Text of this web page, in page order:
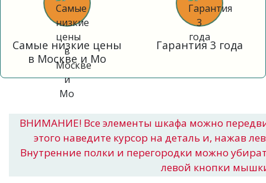
Самые низкие цены
в Москве и Мо
Гарантия 3 года
ВНИМАНИЕ! Все элементы шкафа можно
этого наведите курсор на деталь и, нажав
Внутренние полки и перегородки можно
левой кнопки